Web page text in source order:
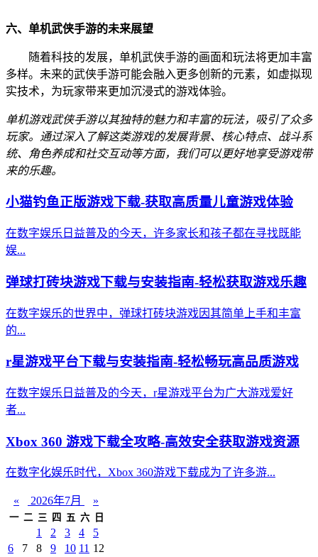
六、单机武侠手游的未来展望
随着科技的发展，单机武侠手游的画面和玩法将更加丰富
多样。未来的武侠手游可能会融入更多创新的元素，如虚拟现
实技术，为玩家带来更加沉浸式的游戏体验。
单机游戏武侠手游以其独特的魅力和丰富的玩法，吸引了众多
玩家。通过深入了解这类游戏的发展背景、核心特点、战斗系
统、角色养成和社交互动等方面，我们可以更好地享受游戏带
来的乐趣。
小猫钓鱼正版游戏下载-获取高质量儿童游戏体验
在数字娱乐日益普及的今天，许多家长和孩子都在寻找既能
娱...
弹球打砖块游戏下载与安装指南-轻松获取游戏乐趣
在数字娱乐的世界中，弹球打砖块游戏因其简单上手和丰富
的...
r星游戏平台下载与安装指南-轻松畅玩高品质游戏
在数字娱乐日益普及的今天，r星游戏平台为广大游戏爱好
者...
Xbox 360 游戏下载全攻略-高效安全获取游戏资源
在数字化娱乐时代，Xbox 360游戏下载成为了许多游...
« 2026年7月 »
一 二 三 四 五 六 日
1 2 3 4
5
6
7 8 9 10 11 12